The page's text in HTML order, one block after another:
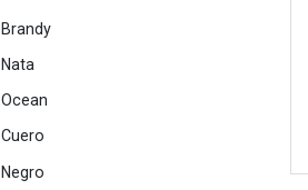
Brandy
Nata
Ocean
Cuero
Negro